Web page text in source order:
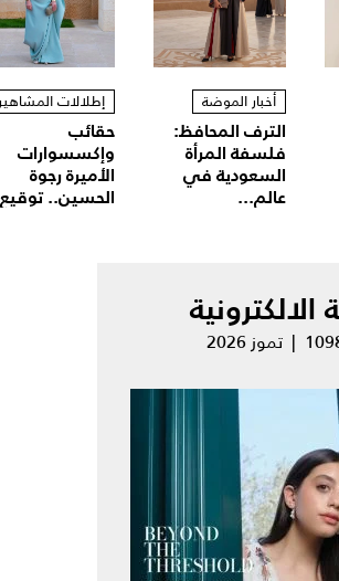
أخبار الموضة
الترف المحافظ:
فلسفة المرأة
السعودية في
عالم...
إطلالات
حقائب
وإكسسوارات
الأميرة رجوة
الحسين..
الالكترونية